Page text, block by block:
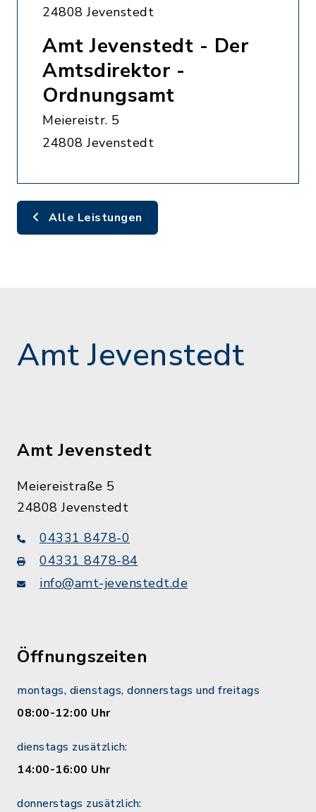
24808 Jevenstedt
Amt Jevenstedt - Der
Amtsdirektor -
Ordnungsamt
Meiereistr. 5
24808 Jevenstedt
Alle Leistungen
Amt Jevenstedt
Amt Jevenstedt
Meiereistraße 5
24808 Jevenstedt
04331 8478-0
04331 8478-84
info@amt-jevenstedt.de
Öffnungszeiten
montags, dienstags, donnerstags und freitags
08:00-12:00 Uhr
dienstags zusätzlich:
14:00-16:00 Uhr
donnerstags zusätzlich: